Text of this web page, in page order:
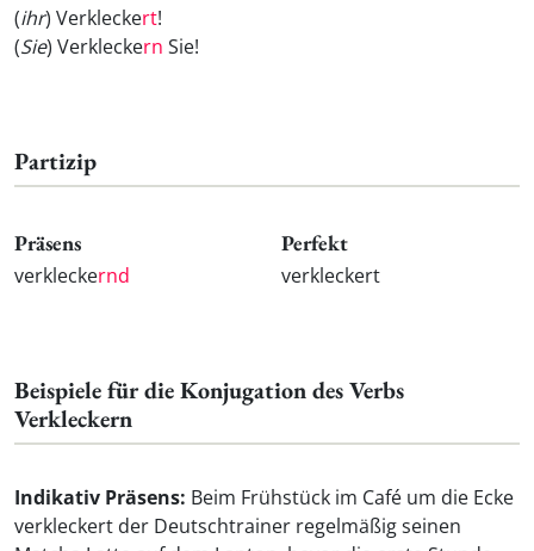
(ihr) Verkleckert!
(Sie) Verkleckern Sie!
Partizip
Präsens
verkleckernd
Perfekt
verkleckert
Beispiele für die Konjugation des Verbs
Verkleckern
Indikativ Präsens: Beim Frühstück im Café um die Ecke
verkleckert der Deutschtrainer regelmäßig seinen